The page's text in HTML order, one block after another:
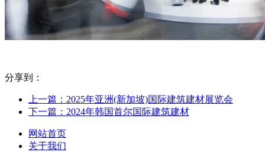
分享到：
上一篇：2025年亚洲(新加坡)国际建筑建材展览会
下一篇：2024年韩国首尔国际建筑建材
网站首页
关于我们